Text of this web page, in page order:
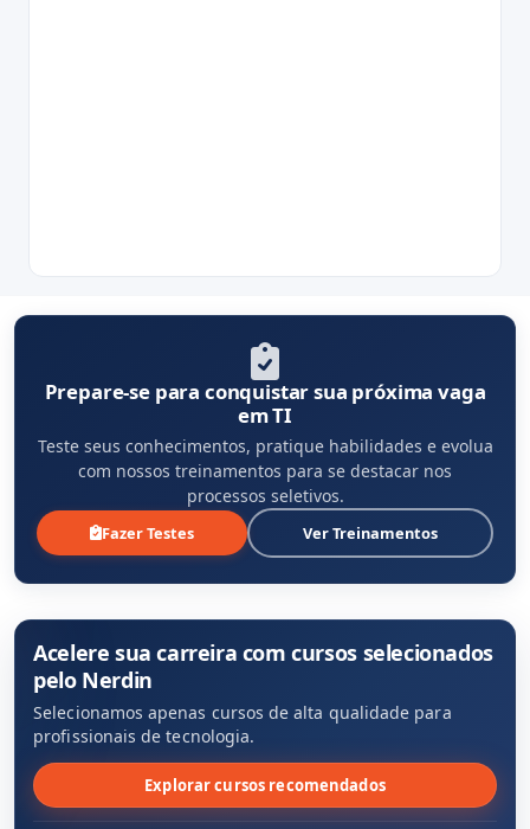
Prepare-se para conquistar sua próxima vaga
em TI
Teste seus conhecimentos, pratique habilidades e evolua
com nossos treinamentos para se destacar nos
processos seletivos.
Fazer Testes Ver Treinamentos
Acelere sua carreira com cursos selecionados
pelo Nerdin
Selecionamos apenas cursos de alta qualidade para
profissionais de tecnologia.
Explorar cursos recomendados